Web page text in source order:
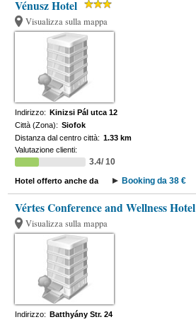
Vénusz Hotel
Visualizza sulla mappa
Indirizzo: Kinizsi Pál utca 12
Città (Zona): Siofok
Distanza dal centro città: 1.33 km
Valutazione clienti:
3.4/ 10
Hotel offerto anche da Booking da 38 €
Vértes Conference and Wellness Hotel
Visualizza sulla mappa
Indirizzo: Batthyány Str. 24